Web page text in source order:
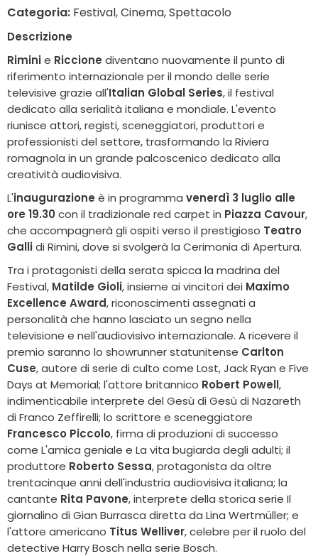
Categoria: Festival, Cinema, Spettacolo
Descrizione
Riminie Riccione diventano nuovamente il punto di
riferimento internazionale per il mondo delle serie
televisive grazie all'Italian Global Series, il festival
dedicato alla serialità italiana e mondiale. L'evento
riunisce attori, registi, sceneggiatori, produttori e
professionisti del settore, trasformando la Riviera
romagnola in un grande palcoscenico dedicato alla
creatività audiovisiva.
L'inaugurazione è in programma venerdì 3 luglio alle
ore 19.30con il tradizionale red carpet in Piazza Cavour,
che accompagnerà gli ospiti verso il prestigioso Teatro
Gallidi Rimini, dove si svolgerà la Cerimonia di Apertura.
Tra i protagonisti della serata spicca la madrina del
Festival, Matilde Gioli, insieme ai vincitori dei Maximo
Excellence Award, riconoscimenti assegnati a
personalità che hanno lasciato un segno nella
televisione e nell'audiovisivo internazionale. A ricevere il
premio saranno lo showrunner statunitense Carlton
Cuse, autore di serie di culto come Lost, Jack Ryan e Five
Days at Memorial; l'attore britannico Robert Powell,
indimenticabile interprete del Gesù di Gesù di Nazareth
di Franco Zeffirelli; lo scrittore e sceneggiatore
Francesco Piccolo, firma di produzioni di successo
come L'amica geniale e La vita bugiarda degli adulti; il
produttore Roberto Sessa, protagonista da oltre
trentacinque anni dell'industria audiovisiva italiana; la
cantante Rita Pavone, interprete della storica serie Il
giornalino di Gian Burrasca diretta da Lina Wertmüller; e
l'attore americano Titus Welliver, celebre per il ruolo del
detective Harry Bosch nella serie Bosch.